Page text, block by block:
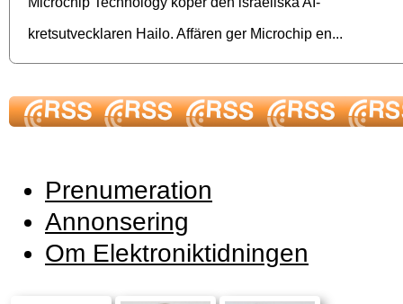
kretsutvecklaren Hailo. Affären ger Microchip en...
Prenumeration
Annonsering
Om Elektroniktidningen